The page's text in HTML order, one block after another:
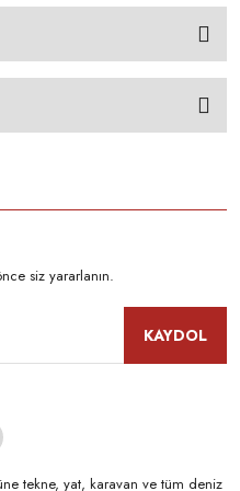
siz yararlanın.
KAYDOL
tekne, yat, karavan ve tüm deniz